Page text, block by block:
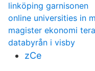
linköping garnisonen
online universities in
magister ekonomi
databyrån i visby
zCe